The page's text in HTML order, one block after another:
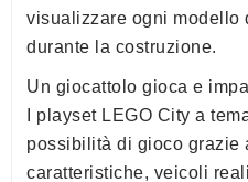
visualizzare ogni modello
durante la costruzione.
Un giocattolo gioca e
I playset LEGO City a
possibilità di gioco grazie
caratteristiche, veicoli